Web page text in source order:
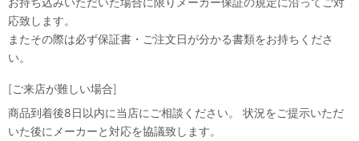
応致します。
またその際は必ず保証書・ご注文日が分かる書類をお持ちくださ
い。
[ご来店が難しい場合]
商品到着後8日以内に当店にご相談ください。 状況をご提示いただ
いた後にメーカーと対応を協議致します。